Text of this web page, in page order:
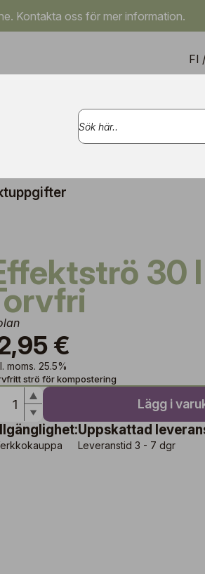
Kontakta oss för mer information.
FI
l -
€
moms. 25.5%
strö för kompostering
Lägg i
Uppskattad
Leveranstid 3 - 7 dgr